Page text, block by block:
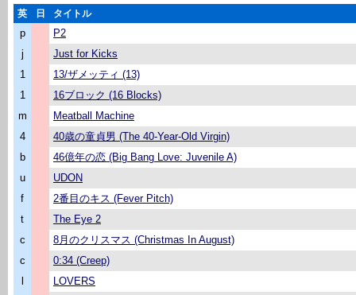
英 日 タイトル
p
P2
j
Just for Kicks
1
13/ザメッティ (13)
1
16ブロック (16 Blocks)
m
Meatball Machine
4
40歳の童貞男 (The 40-Year-Old Virgin)
b
46億年の恋 (Big Bang Love: Juvenile A)
u
UDON
f
2番目のキス (Fever Pitch)
t
The Eye 2
c
8月のクリスマス (Christmas In August)
c
0:34 (Creep)
LOVERS